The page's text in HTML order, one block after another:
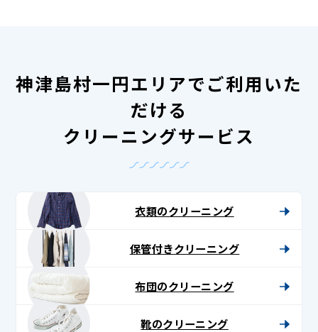
神津島村一円エリアでご利用いた
だける
クリーニングサービス
衣類のクリーニング
保管付きクリーニング
布団のクリーニング
靴のクリーニング